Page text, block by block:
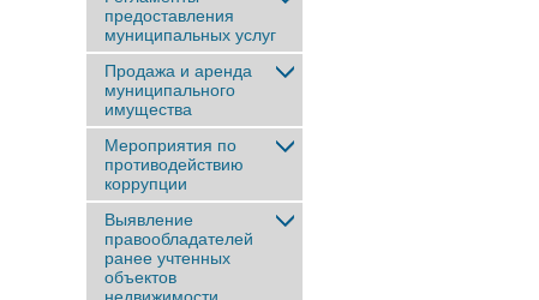
предоставления
муниципальных услуг
Продажа и аренда
муниципального
имущества
Мероприятия по
противодействию
коррупции
Выявление
правообладателей
ранее учтенныx
объектов